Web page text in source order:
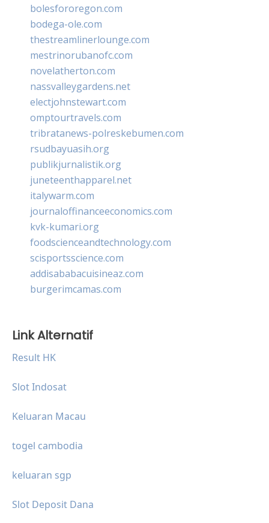
bolesfororegon.com
bodega-ole.com
thestreamlinerlounge.com
mestrinorubanofc.com
novelatherton.com
nassvalleygardens.net
electjohnstewart.com
omptourtravels.com
tribratanews-polreskebumen.com
rsudbayuasih.org
publikjurnalistik.org
juneteenthapparel.net
italywarm.com
journaloffinanceeconomics.com
kvk-kumari.org
foodscienceandtechnology.com
scisportsscience.com
addisababacuisineaz.com
burgerimcamas.com
Link Alternatif
Result HK
Slot Indosat
Keluaran Macau
togel cambodia
keluaran sgp
Slot Deposit Dana